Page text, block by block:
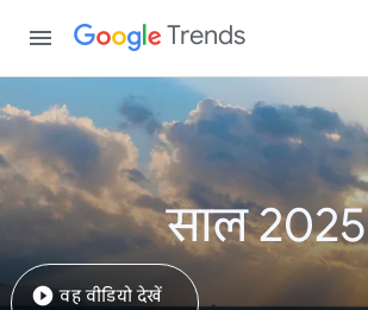
Trends
साल 2025
वह वीडियो देखें